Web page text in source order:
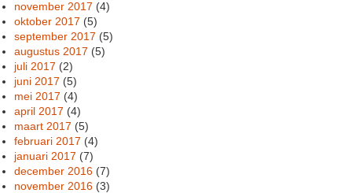
november 2017 (4)
oktober 2017 (5)
september 2017 (5)
augustus 2017 (5)
juli 2017 (2)
juni 2017 (5)
mei 2017 (4)
april 2017 (4)
maart 2017 (5)
februari 2017 (4)
januari 2017 (7)
december 2016 (7)
november 2016 (3)